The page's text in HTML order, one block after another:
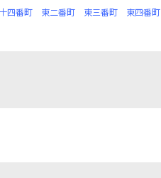
四番町 東二番町 東三番町 東四番町